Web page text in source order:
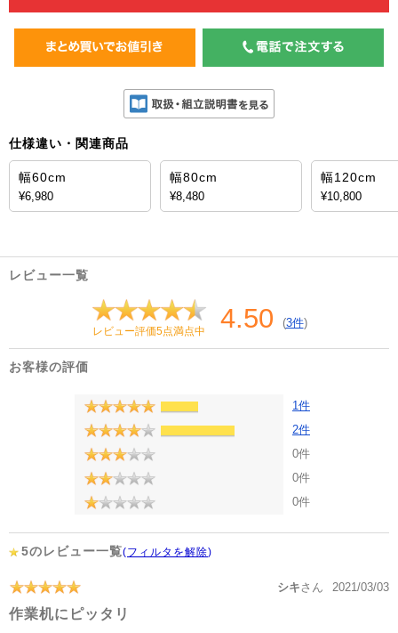
仕様違い・関連商品
幅60cm
¥6,980
幅80cm
¥8,480
幅120cm
¥10,800
レビュー一覧
レビュー評価5点満点中 4.50 (3件)
お客様の評価
1件
2件
0件
0件
0件
5のレビュー一覧(フィルタを解除)
シキさん 2021/03/03
作業机にピッタリ